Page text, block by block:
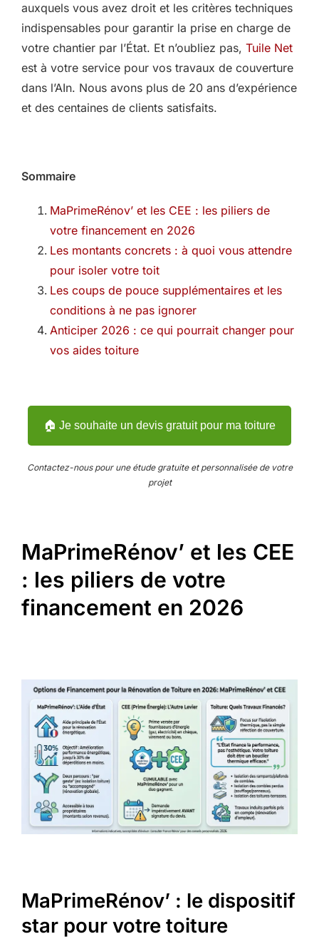
auxquels vous avez droit et les critères techniques
indispensables pour garantir la prise en charge de
votre chantier par l’État. Et n’oubliez pas, Tuile Net
est à votre service pour vos travaux de couverture
dans l’AIn. Nous avons plus de 20 ans d’expérience
et des centaines de clients satisfaits.
Sommaire
MaPrimeRénov’ et les CEE : les piliers de
votre financement en 2026
Les montants concrets : à quoi vous attendre
pour isoler votre toit
Les coups de pouce supplémentaires et les
conditions à ne pas ignorer
Anticiper 2026 : ce qui pourrait changer pour
vos aides toiture
🏠 Je souhaite un devis gratuit pour ma toiture
Contactez-nous pour une étude gratuite et personnalisée de votre
projet
MaPrimeRénov’ et les CEE
: les piliers de votre
financement en 2026
MaPrimeRénov’ : le dispositif
star pour votre toiture